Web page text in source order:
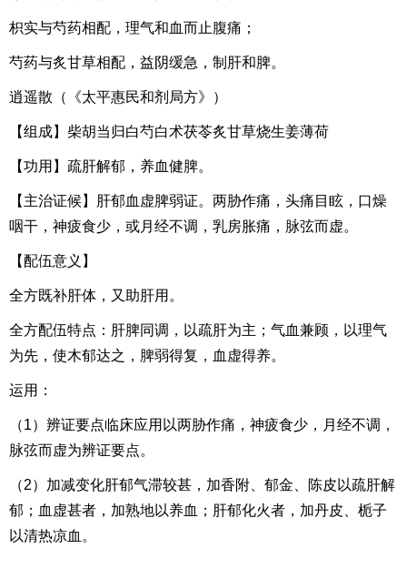
枳实与芍药相配，理气和血而止腹痛；
芍药与炙甘草相配，益阴缓急，制肝和脾。
逍遥散（《太平惠民和剂局方》）
【组成】柴胡当归白芍白术茯苓炙甘草烧生姜薄荷
【功用】疏肝解郁，养血健脾。
【主治证候】肝郁血虚脾弱证。两胁作痛，头痛目眩，口燥
咽干，神疲食少，或月经不调，乳房胀痛，脉弦而虚。
【配伍意义】
全方既补肝体，又助肝用。
全方配伍特点：肝脾同调，以疏肝为主；气血兼顾，以理气
为先，使木郁达之，脾弱得复，血虚得养。
运用：
（1）辨证要点临床应用以两胁作痛，神疲食少，月经不调，
脉弦而虚为辨证要点。
（2）加减变化肝郁气滞较甚，加香附、郁金、陈皮以疏肝解
郁；血虚甚者，加熟地以养血；肝郁化火者，加丹皮、栀子
以清热凉血。